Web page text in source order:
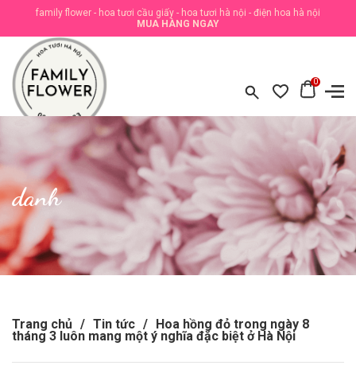
family flower - hoa tươi cầu giấy - hoa tươi hà nội - điện hoa hà nội
MUA HÀNG NGAY
0
danh
Trang chủ / Tin tức / Hoa hồng đỏ trong ngày 8
tháng 3 luôn mang một ý nghĩa đặc biệt ở Hà Nội